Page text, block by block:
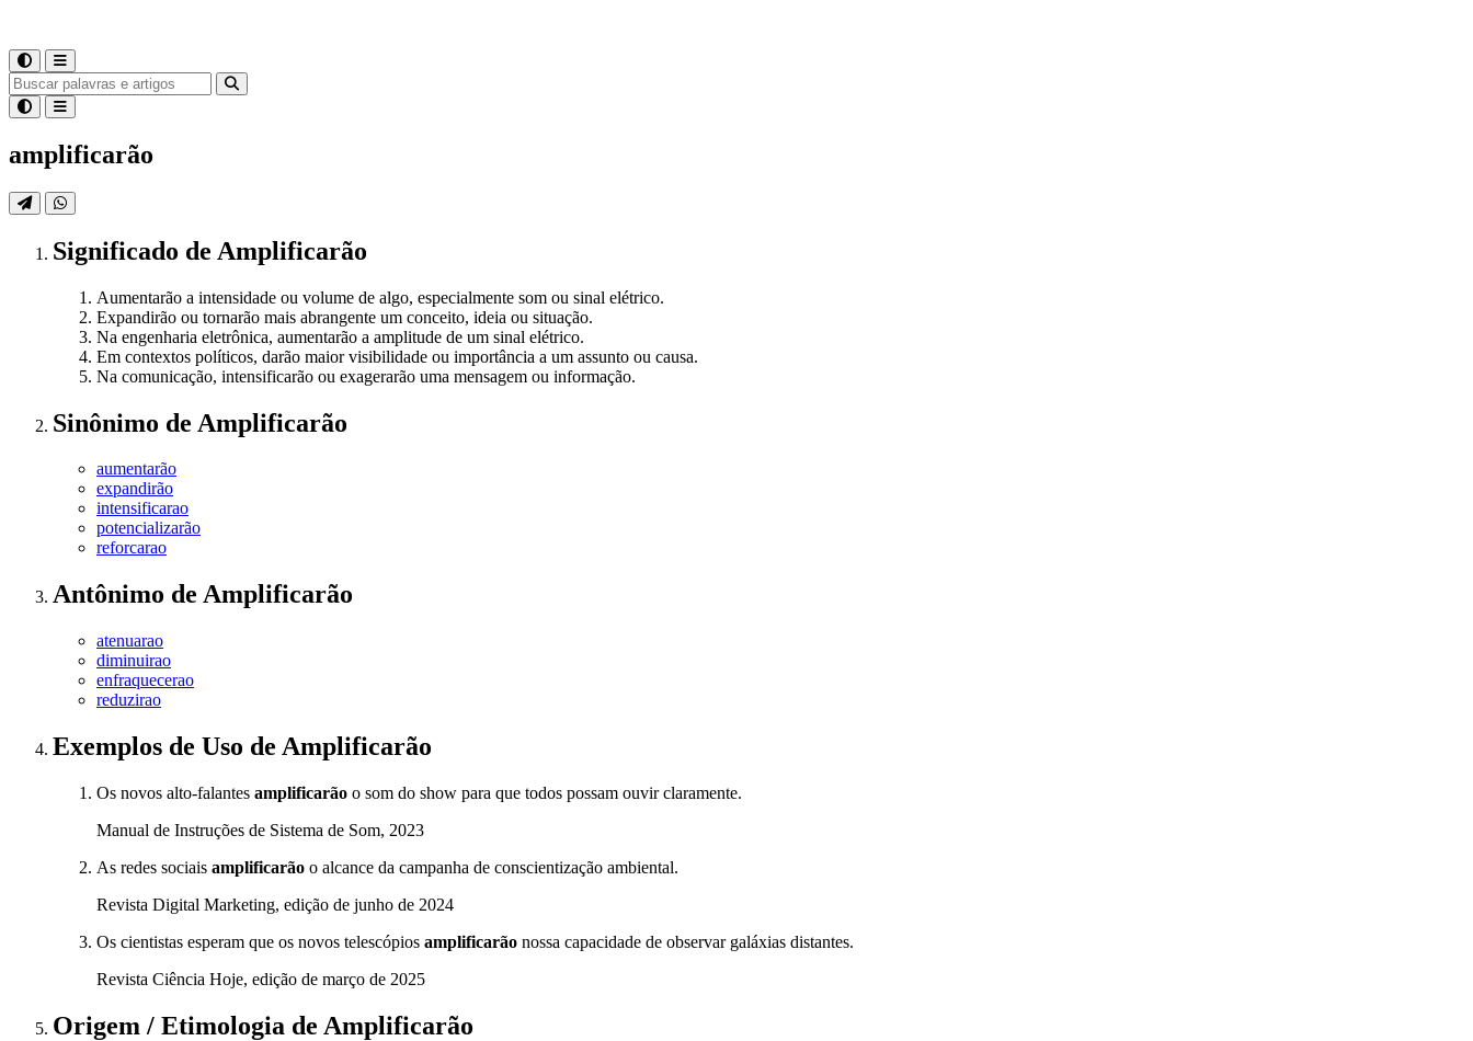
amplificarão
Significado de Amplificarão
Aumentarão a intensidade ou volume de algo, especialmente som ou sinal elétrico.
Expandirão ou tornarão mais abrangente um conceito, ideia ou situação.
Na engenharia eletrônica, aumentarão a amplitude de um sinal elétrico.
Em contextos políticos, darão maior visibilidade ou importância a um assunto ou causa.
Na comunicação, intensificarão ou exagerarão uma mensagem ou informação.
Sinônimo de Amplificarão
aumentarão
expandirão
intensificarao
potencializarão
reforcarao
Antônimo de Amplificarão
atenuarao
diminuirao
enfraquecerao
reduzirao
Exemplos de Uso de Amplificarão
Os novos alto-falantes amplificarão o som do show para que todos possam ouvir claramente.
Manual de Instruções de Sistema de Som, 2023
As redes sociais amplificarão o alcance da campanha de conscientização ambiental.
Revista Digital Marketing, edição de junho de 2024
Os cientistas esperam que os novos telescópios amplificarão nossa capacidade de observar galáxias distantes.
Revista Ciência Hoje, edição de março de 2025
Origem / Etimologia de Amplificarão